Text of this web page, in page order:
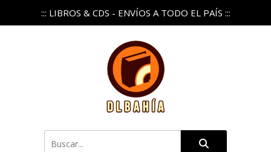
::: LIBROS & CDS - ENVÍOS A TODO EL PAÍS :::